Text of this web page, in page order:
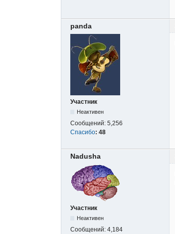
panda
Участник
Неактивен
Сообщений: 5,256
Спасибо: 48
Nadusha
Участник
Неактивен
Сообщений: 4,184